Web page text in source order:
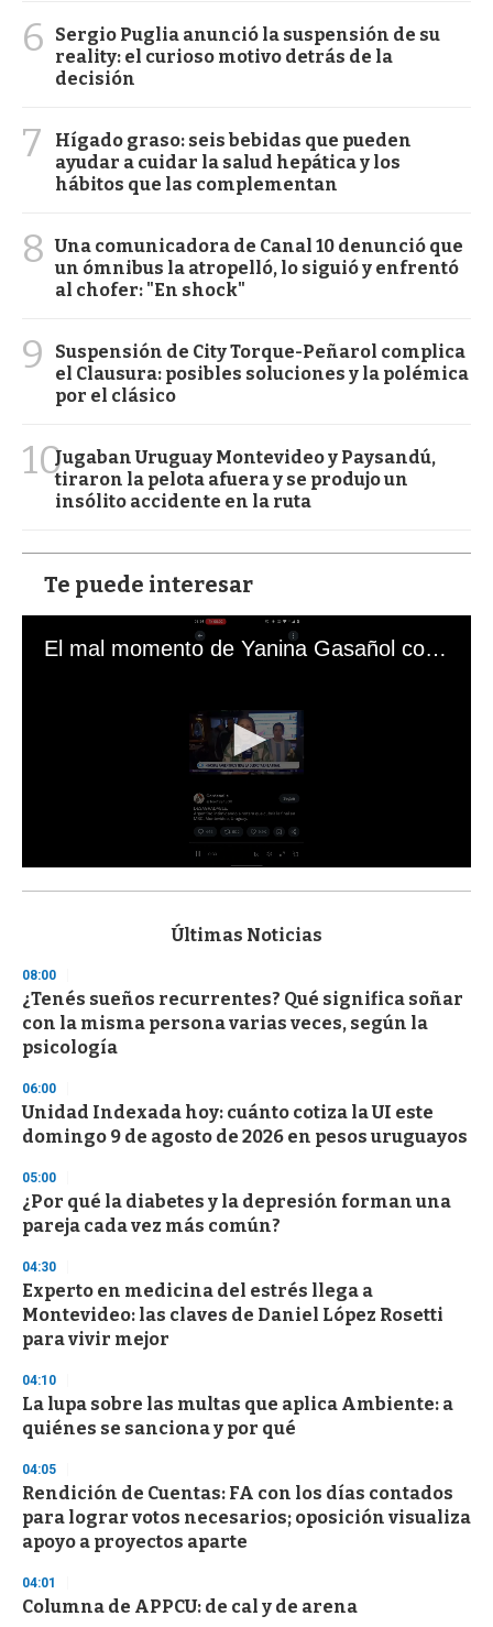
6
Sergio Puglia anunció la suspensión de su
reality: el curioso motivo detrás de la
decisión
7
Hígado graso: seis bebidas que pueden
ayudar a cuidar la salud hepática y los
hábitos que las complementan
8 Una comunicadora de Canal 10 denunció que
un ómnibus la atropelló, lo siguió y enfrentó
al chofer: "En shock"
9
Suspensión de City Torque-Peñarol complica
el Clausura: posibles soluciones y la polémica
por el clásico
10Jugaban Uruguay Montevideo y Paysandú,
tiraron la pelota afuera y se produjo un
insólito accidente en la ruta
Te puede interesar
El mal momento de Yanina Gasañol con un hincha argentino en "Subrayado"
s
d
s
o
f
3
s
e
c
o
d
Últimas Noticias
08:00
¿Tenés sueños recurrentes? Qué significa soñar
con la misma persona varias veces, según la
psicología
06:00
Unidad Indexada hoy: cuánto cotiza la UI este
domingo 9 de agosto de 2026 en pesos uruguayos
05:00
¿Por qué la diabetes y la depresión forman una
pareja cada vez más común?
04:30
Experto en medicina del estrés llega a
Montevideo: las claves de Daniel López Rosetti
para vivir mejor
04:10
La lupa sobre las multas que aplica Ambiente: a
quiénes se sanciona y por qué
04:05
Rendición de Cuentas: FA con los días contados
para lograr votos necesarios; oposición visualiza
apoyo a proyectos aparte
04:01
Columna de APPCU: de cal y de arena